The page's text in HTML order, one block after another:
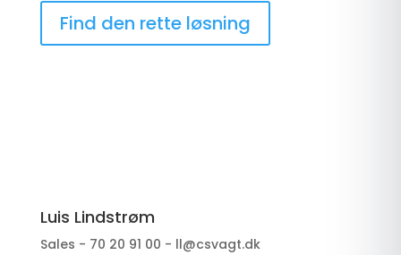
Find den rette løsning
Luis Lindstrøm
Sales - 70 20 91 00 - ll@csvagt.dk